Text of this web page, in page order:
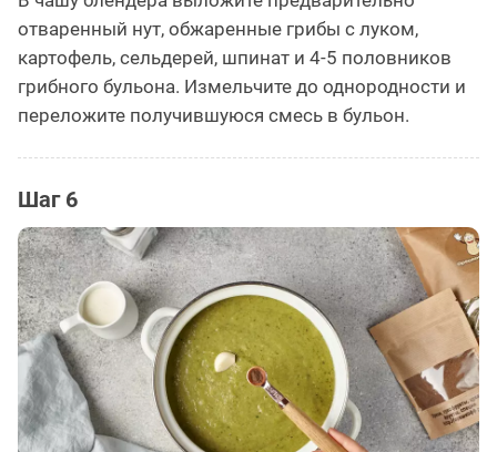
отваренный нут, обжаренные грибы с луком,
картофель, сельдерей, шпинат и 4-5 половников
грибного бульона. Измельчите до однородности и
переложите получившуюся смесь в бульон.
Шаг 6